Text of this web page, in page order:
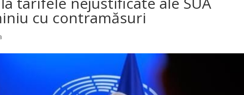
cu contramăsuri